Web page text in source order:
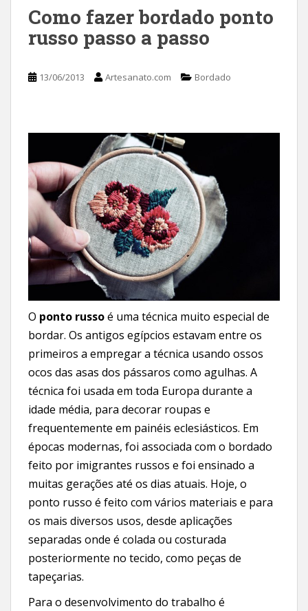
Como fazer bordado ponto
russo passo a passo
13/06/2013 Artesanato.com Bordado
O ponto russoé uma técnica muito especial de
bordar. Os antigos egípcios estavam entre os
primeiros a empregar a técnica usando ossos
ocos das asas dos pássaros como agulhas. A
técnica foi usada em toda Europa durante a
idade média, para decorar roupas e
frequentemente em painéis eclesiásticos. Em
épocas modernas, foi associada com o bordado
feito por imigrantes russos e foi ensinado a
muitas gerações até os dias atuais. Hoje, o
ponto russo é feito com vários materiais e para
os mais diversos usos, desde aplicações
separadas onde é colada ou costurada
posteriormente no tecido, como peças de
tapeçarias.
Para o desenvolvimento do trabalho é